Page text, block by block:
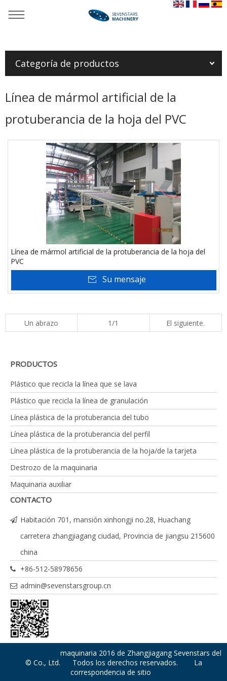
Categoría de productos
Línea de mármol artificial de la
protuberancia de la hoja del PVC
Línea de mármol artificial de la protuberancia de la hoja del
PVC
Su mensaje
Un abrazo 1/1 El siguiente.
PRODUCTOS
Plástico que recicla la línea que se lava
Plástico que recicla la línea de granulación
Línea plástica de la protuberancia del tubo
Línea plástica de la protuberancia del perfil
Línea plástica de la protuberancia de la hoja/de la tarjeta
Destrozo de la maquinaria
Maquinaria auxiliar
CONTACTO
Habitación 701, mansión xinhongji no.28, Huachang
carretera zhangjiagang ciudad, Provincia de jiangsu 215600
china
+86-512-58978656
admin@sevenstarsgroup.cn
maquinaria 2016 de Zhangjiagang Sevenstars del
© Co., Ltd. Todos los derechos reservados. La
correspondencia de sitio